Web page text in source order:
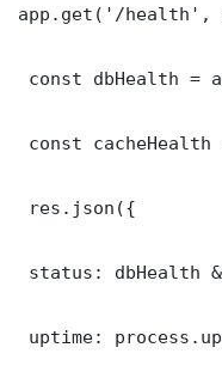
app.get('/health',
const dbHealth =
const
res.json({
status: dbHealth
uptime: